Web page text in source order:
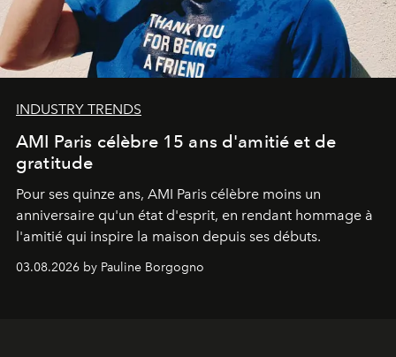
INDUSTRY TRENDS
AMI Paris célèbre 15 ans d'amitié et de
gratitude
Pour ses quinze ans, AMI Paris célèbre moins un
anniversaire qu'un état d'esprit, en rendant hommage à
l'amitié qui inspire la maison depuis ses débuts.
03.08.2026 by Pauline Borgogno